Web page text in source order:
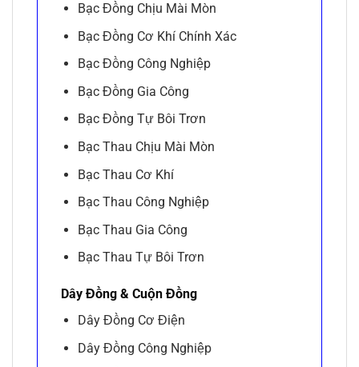
Bạc Đồng Chịu Mài Mòn
Bạc Đồng Cơ Khí Chính Xác
Bạc Đồng Công Nghiệp
Bạc Đồng Gia Công
Bạc Đồng Tự Bôi Trơn
Bạc Thau Chịu Mài Mòn
Bạc Thau Cơ Khí
Bạc Thau Công Nghiệp
Bạc Thau Gia Công
Bạc Thau Tự Bôi Trơn
Dây Đồng & Cuộn Đồng
Dây Đồng Cơ Điện
Dây Đồng Công Nghiệp